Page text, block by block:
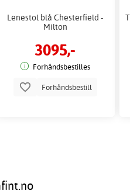
Lenestol blå Chesterfield -
Milton
3095,-
Forhåndsbestilles
Forhåndsbestill